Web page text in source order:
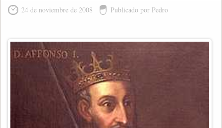
24 de noviembre de 2008 Publicado por Pedro